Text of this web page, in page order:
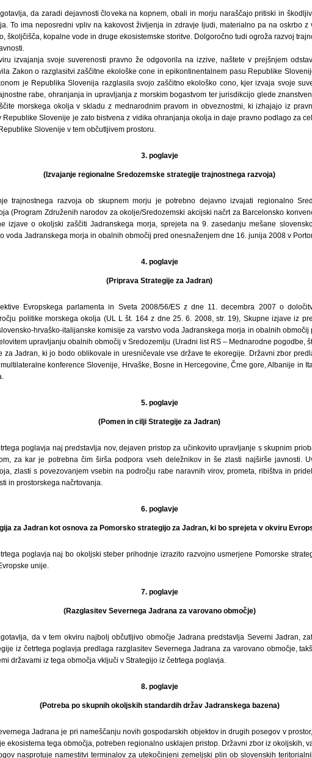
da zaradi dejavnosti človeka na kopnem, obali in morju naraščajo pritiski in
To ima neposredni vpliv na kakovost življenja in zdravje ljudi, materialno pa na oskrbo z
školjčišča, kopalne vode in druge ekosistemske storitve. Dolgoročno tudi ogroža razvoj
izvajanja svoje suverenosti pravno že odgovorila na izzive, naštete v prejšnjem
Zakon o razglasitvi zaščitne ekološke cone in epikontinentalnem pasu Republike
je Republika Slovenija razglasila svojo zaščitno ekološko cono, kjer izvaja svoje
rabe, ohranjanja in upravljanja z morskim bogastvom ter jurisdikcijo glede
morskega okolja v skladu z mednarodnim pravom in obveznostmi, ki izhajajo iz
Republike Slovenije je zato bistvena z vidika ohranjanja okolja in daje pravno podlago za
Slovenije v tem občutljivem prostoru.
3. poglavje
(Izvajanje regionalne Sredozemske strategije trajnostnega razvoja)
trajnostnega razvoja ob skupnem morju je potrebno dejavno izvajati regionalno
(Program Združenih narodov za okolje/Sredozemski akcijski načrt za Barcelonsko
izjave o okoljski zaščiti Jadranskega morja, sprejeta na 9. zasedanju mešane
voda Jadranskega morja in obalnih območij pred onesnaženjem dne 16. junija 2008 v
4. poglavje
(Priprava Strategije za Jadran)
Evropskega parlamenta in Sveta 2008/56/ES z dne 11. decembra 2007 o
politike morskega okolja (UL L št. 164 z dne 25. 6. 2008, str. 19), Skupne izjave iz
hrvaško-italijanske komisije za varstvo voda Jadranskega morja in obalnih
upravljanju obalnih območij v Sredozemlju (Uradni list RS – Mednarodne pogodbe,
za Jadran, ki jo bodo oblikovale in uresničevale vse države te ekoregije. Državni zbor
konference Slovenije, Hrvaške, Bosne in Hercegovine, Črne gore, Albanije in
5. poglavje
(Pomen in cilji Strategije za Jadran)
poglavja naj predstavlja nov, dejaven pristop za učinkovito upravljanje s skupnim
za kar je potrebna čim širša podpora vseh deležnikov in še zlasti najširše javnosti.
zlasti s povezovanjem vsebin na področju rabe naravnih virov, prometa, ribištva in
in prostorskega načrtovanja.
6. poglavje
za Jadran kot osnova za Pomorsko strategijo za Jadran, ki bo sprejeta v okviru
poglavja naj bo okoljski steber prihodnje izrazito razvojno usmerjene Pomorske
unije.
7. poglavje
(Razglasitev Severnega Jadrana za varovano območje)
da v tem okviru najbolj občutljivo območje Jadrana predstavlja Severni Jadran,
iz četrtega poglavja predlaga razglasitev Severnega Jadrana za varovano območje,
državami iz tega območja vključi v Strategijo iz četrtega poglavja.
8. poglavje
(Potreba po skupnih okoljskih standardih držav Jadranskega bazena)
Jadrana je pri nameščanju novih gospodarskih objektov in drugih posegov v
ekosistema tega območja, potreben regionalno usklajen pristop. Državni zbor iz okoljskih,
nasprotuje namestitvi terminalov za utekočinjeni zemeljski plin ob slovenskih